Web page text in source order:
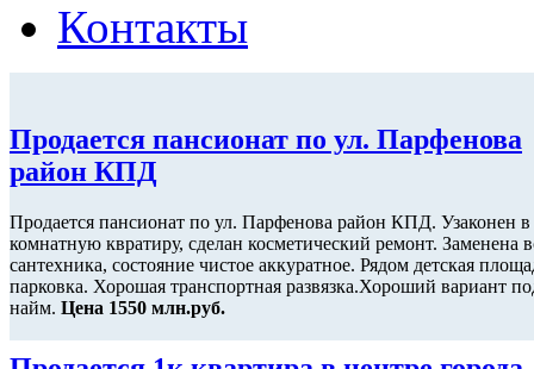
Контакты
Продается пансионат по ул. Парфенова
район КПД
Продается пансионат по ул. Парфенова район КПД. Узаконен в
комнатную квратиру, сделан косметический ремонт. Заменена
сантехника, состояние чистое аккуратное. Рядом детская
парковка. Хорошая транспортная развязка.Хороший вариант
найм. Цена 1550 млн.руб.